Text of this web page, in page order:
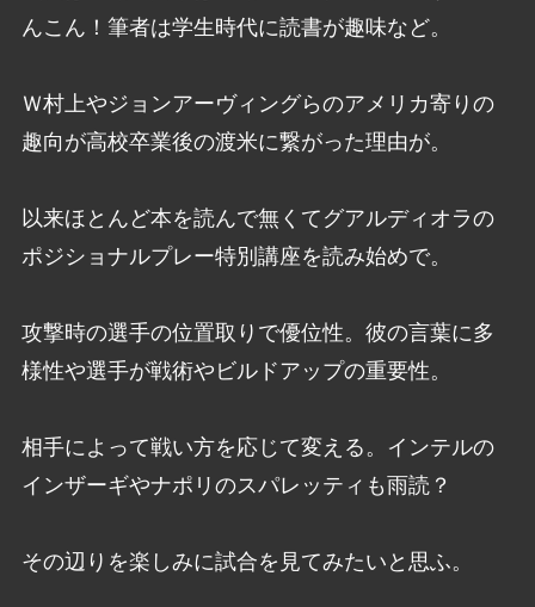
んこん！筆者は学生時代に読書が趣味など。
Ｗ村上やジョンアーヴィングらのアメリカ寄りの
趣向が高校卒業後の渡米に繋がった理由が。
以来ほとんど本を読んで無くてグアルディオラの
ポジショナルプレー特別講座を読み始めで。
攻撃時の選手の位置取りで優位性。彼の言葉に多
様性や選手が戦術やビルドアップの重要性。
相手によって戦い方を応じて変える。インテルの
インザーギやナポリのスパレッティも雨読？
その辺りを楽しみに試合を見てみたいと思ふ。